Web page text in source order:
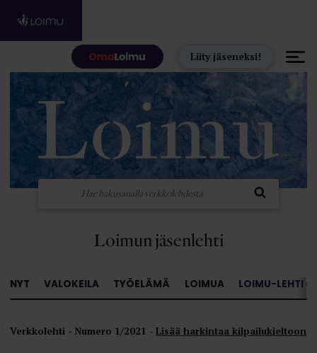
Liity jäseneksi!
Loimun jäsenlehti
NYT VALOKEILA TYÖELÄMÄ LOIMUA LOIMU-LEHTI »
Verkkolehti Numero 1/2021 Lisää harkintaa kilpailukieltoon